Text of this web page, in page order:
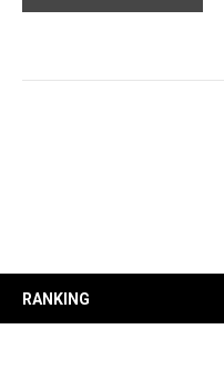
RANKING